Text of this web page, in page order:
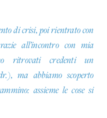
di crisi, poi rientrato con
all’incontro con mia
ritrovati credenti un
ma abbiamo scoperto
assieme le cose si